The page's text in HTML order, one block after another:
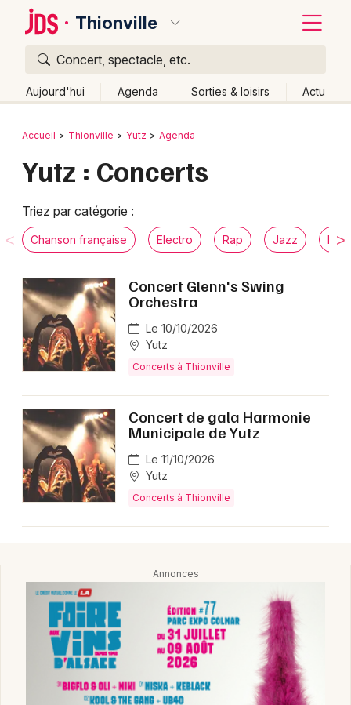
Thionville
Concert, spectacle, etc.
Aujourd'hui Agenda Sorties & loisirs Actu
Publier un événement
Grands événements
Manifestations
Foires & salons
Concerts
Sports
Soirées
Sorties & loisirs
Concerts en Moselle
Concerts en Lorraine
Bordeaux
Lille
Marseille
Mulhouse
Montpellier
Nice
Paris
Strasbourg
Retour
Accueil Thionville Yutz Agenda
Yutz : Concerts
Triez par catégorie :
Chanson française Electro Rap Jazz
Concert Glenn's Swing
Orchestra
Le 10/10/2026
Yutz
Concerts à Thionville
Concert de gala Harmonie
Municipale de Yutz
Le 11/10/2026
Yutz
Concerts à Thionville
Quoi ?
Où ?
Partout
Près de moi Changer de lieu
Quand ?
Aujourd'hui
Demain Ce week-end Autre